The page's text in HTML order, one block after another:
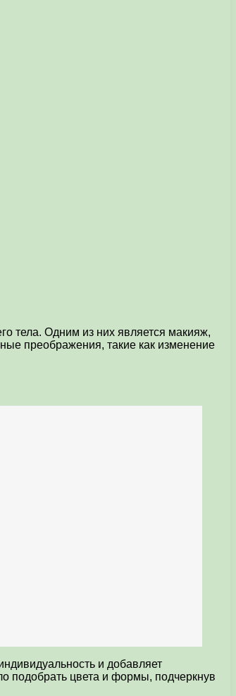
тела. Одним из них является макияж,
преображения, такие как изменение
и добавляет
подобрать цвета и формы, подчеркнув